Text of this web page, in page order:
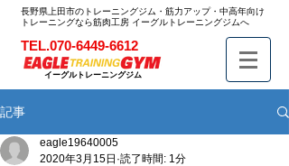
長野県上田市のトレーニングジム・筋力アップ・中高年向け
トレーニングなら筋肉工房 イーグルトレーニングジムへ
TEL.070-6449-6612
イーグルトレーニングジム
記事
eagle19640005
2020年3月15日 読了時間: 1分